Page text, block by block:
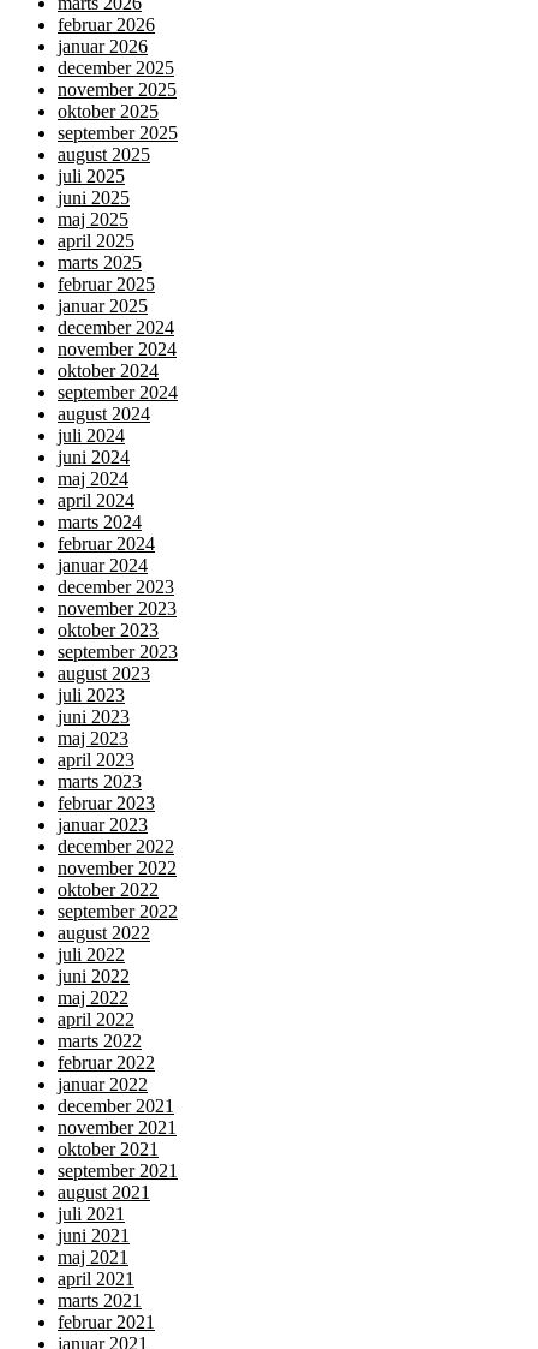
februar 2026
januar 2026
december 2025
november 2025
oktober 2025
september 2025
august 2025
juli 2025
juni 2025
maj 2025
april 2025
marts 2025
februar 2025
januar 2025
december 2024
november 2024
oktober 2024
september 2024
august 2024
juli 2024
juni 2024
maj 2024
april 2024
marts 2024
februar 2024
januar 2024
december 2023
november 2023
oktober 2023
september 2023
august 2023
juli 2023
juni 2023
maj 2023
april 2023
marts 2023
februar 2023
januar 2023
december 2022
november 2022
oktober 2022
september 2022
august 2022
juli 2022
juni 2022
maj 2022
april 2022
marts 2022
februar 2022
januar 2022
december 2021
november 2021
oktober 2021
september 2021
august 2021
juli 2021
juni 2021
maj 2021
april 2021
marts 2021
februar 2021
januar 2021